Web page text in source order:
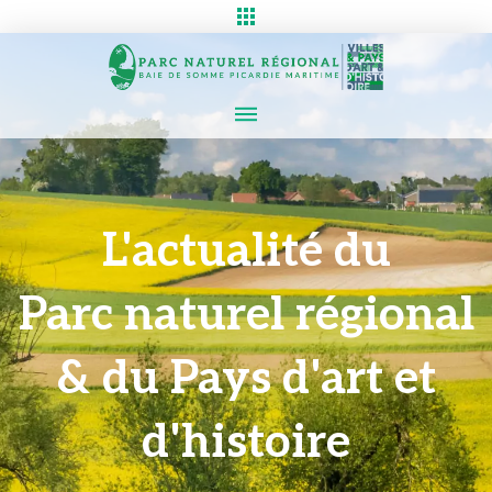
L'actualité du
Parc naturel régional
& du Pays d'art et
d'histoire